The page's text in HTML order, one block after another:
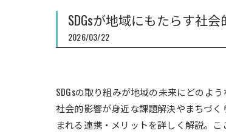
SDGsが地域にもたらす社
2026/03/22
SDGsの取り組みが地域の未来にどのよ
社会的影響が身近な課題解決やまちづ
まれる連携・メリットを詳しく解説。